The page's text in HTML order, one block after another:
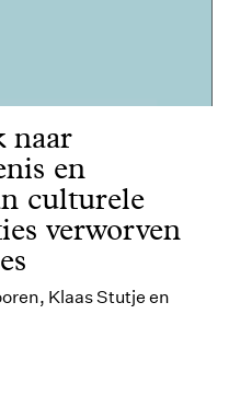
naar
en
culturele
verworven
Klaas Stutje en